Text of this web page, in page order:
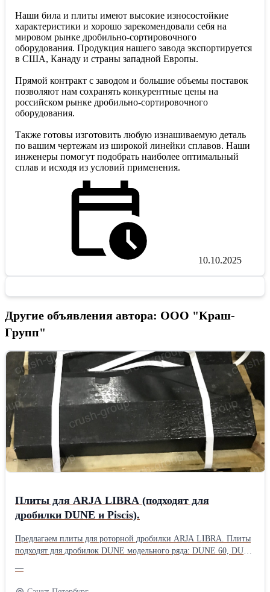
Наши била и плиты имеют высокие износостойкие
характеристики и хорошо зарекомендовали себя на
мировом рынке дробильно-сортировочного
оборудования. Продукция нашего завода экспортируется
в США, Канаду и страны западной Европы.
Прямой контракт с заводом и большие объемы поставок
позволяют нам сохранять конкурентные цены на
российском рынке дробильно-сортировочного
оборудования.
Также готовы изготовить любую изнашиваемую деталь
по вашим чертежам из широкой линейки сплавов. Наши
инженеры помогут подобрать наиболее оптимальный
сплав и исходя из условий применения.
10.10.2025
Другие объявления автора: ООО "Краш-
Групп"
Плиты для ARJA LIBRA (подходят для
дробилки DUNE и Piscis).
Предлагаем плиты для роторной дробилки ARJA LIBRA. Плиты
подходят для дробилок DUNE модельного ряда: DUNE 60, DUNE
складе в г.Санкт-Петербург имеются плиты, изготовленные из
высокохромистого чугуна и плиты из высокохромистого чугуна
—